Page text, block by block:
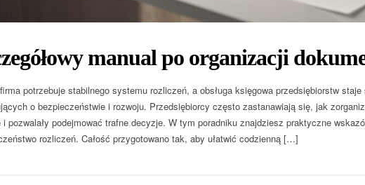
manual po organizacji
potrzebuje stabilnego systemu rozliczeń, a obsługa księgowa przedsiębiorstw
o bezpieczeństwie i rozwoju. Przedsiębiorcy często zastanawiają się, jak
i pozwalały podejmować trafne decyzje. W tym poradniku znajdziesz praktyczne
rozliczeń. Całość przygotowano tak, aby ułatwić codzienną […]